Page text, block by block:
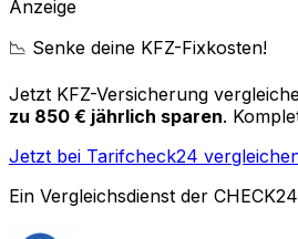
Anzeige
📉 Senke deine KFZ-Fixkosten!
Jetzt KFZ-Versicherung
zu 850 € jährlich sparen.
Jetzt bei Tarifcheck24
Ein Vergleichsdienst der